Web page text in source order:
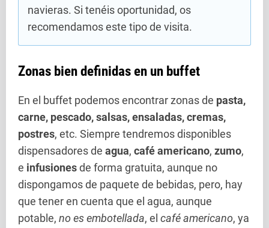
navieras. Si tenéis oportunidad, os
recomendamos este tipo de visita.
Zonas bien definidas en un buffet
En el buffet podemos encontrar zonas de pasta,
carne, pescado, salsas, ensaladas, cremas,
postres, etc. Siempre tendremos disponibles
dispensadores de agua, café americano, zumo,
e infusionesde forma gratuita, aunque no
dispongamos de paquete de bebidas, pero, hay
que tener en cuenta que el agua, aunque
potable, no es embotellada, el café americano, ya